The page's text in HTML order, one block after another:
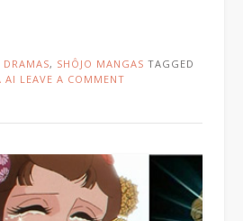
DRAMAS, SHÔJO MANGAS TAGGED
AI LEAVE A COMMENT